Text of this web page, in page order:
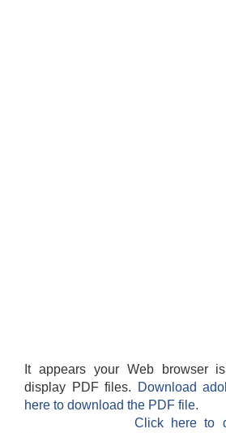
It appears your Web browser
display PDF files.
Download
here to download the PDF file.
Click here to